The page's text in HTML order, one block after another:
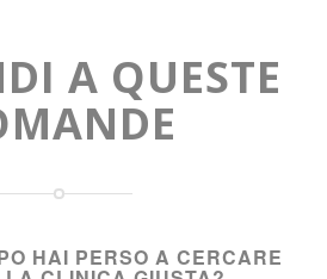
A QUESTE
HAI PERSO A CERCARE